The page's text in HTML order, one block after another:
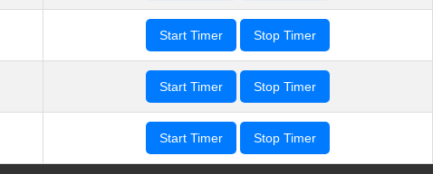
Start Timer Stop Timer
Start Timer Stop Timer
Start Timer Stop Timer